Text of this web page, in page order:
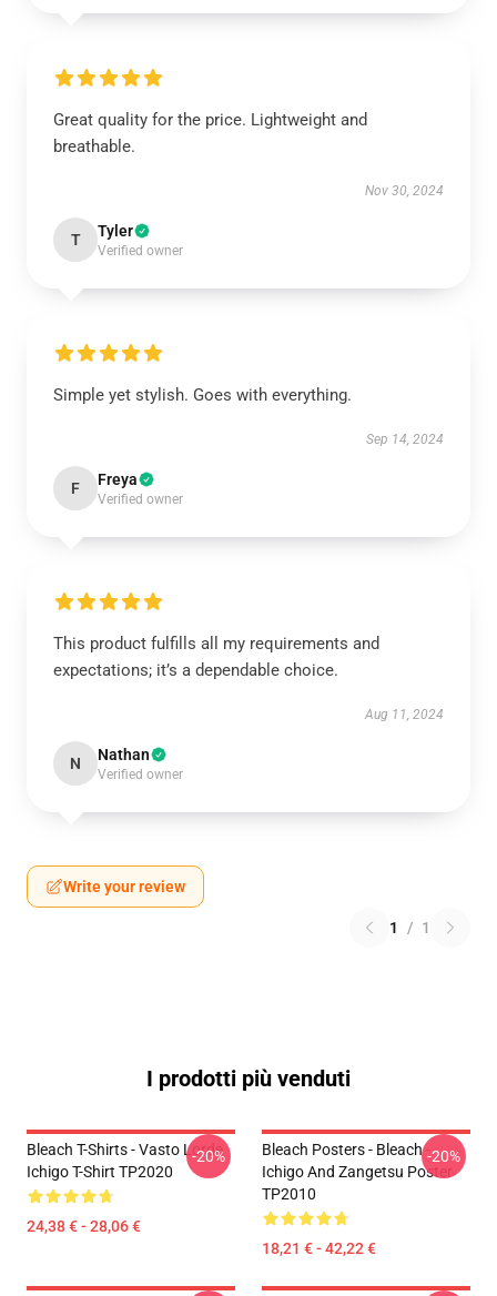
Great quality for the price. Lightweight and
breathable.
Nov 30, 2024
T Tyler
Verified owner
Simple yet stylish. Goes with everything.
Sep 14, 2024
F Freya
Verified owner
This product fulfills all my requirements and
expectations; it’s a dependable choice.
Aug 11, 2024
N Nathan
Verified owner
Write your review
1 / 1
I prodotti più venduti
Bleach T-Shirts - Vasto Lorde
Ichigo T-Shirt TP2020
24,38 € - 28,06 €
-20%
Bleach Posters - Bleach -
Ichigo And Zangetsu Poster
TP2010
18,21 € - 42,22 €
-20%